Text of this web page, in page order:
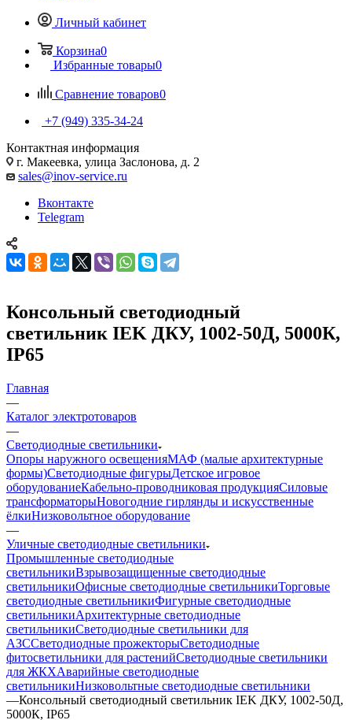
Личный кабинет
Корзина0
Избранные товары0
Сравнение товаров0
+7 (949) 335-34-24
Контактная информация
г. Макеевка, улица Заслонова, д. 2
sales@inov-service.ru
Вконтакте
Telegram
Консольный светодиодный
светильник IEK ДКУ, 1002-50Д, 5000К,
IP65
Главная
—
Каталог электротоваров
—
Светодиодные светильники
Опоры наружного освещенияМАФ (малые архитектурные
формы)Светодиодные фигурыДетское игровое
оборудованиеКабельно-проводниковая продукцияСиловые
трансформаторыНовогодние гирлянды и искусственные
ёлкиНизковольтное оборудование
—
Уличные светодиодные светильники
Промышленные светодиодные
светильникиВзрывозащищенные светодиодные
светильникиОфисные светодиодные светильникиТорговые
светодиодные светильникиФигурные светодиодные
светильникиАрхитектурные светодиодные
светильникиСветодиодные светильники для
АЗССветодиодные прожекторыСветодиодные
фитосветильники для растенийСветодиодные светильники
для ЖКХАварийные светодиодные
светильникиНизковольтные светодиодные светильники
—Консольный светодиодный светильник IEK ДКУ, 1002-50Д,
5000К, IP65